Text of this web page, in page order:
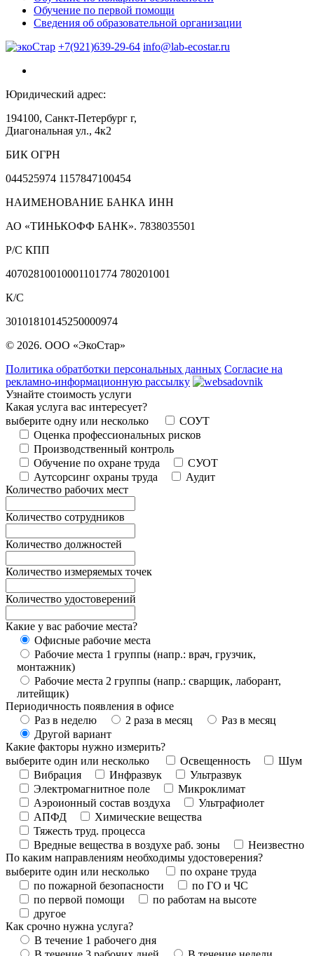
Обучение по первой помощи
Сведения об образовательной организации
+7(921)639-29-64 info@lab-ecostar.ru
Юридический адрес:
194100, Санкт-Петербург г,
Диагональная ул., 4к2
БИК ОГРН
044525974 1157847100454
НАИМЕНОВАНИЕ БАНКА ИНН
АО «ТИНЬКОФФ БАНК». 7838035501
Р/С КПП
40702810010001101774 780201001
К/С
30101810145250000974
© 2026. ООО «ЭкоСтар»
Политика обратботки персональных данных Согласие на
рекламно-информационную рассылку
Узнайте стоимость услуги
Какая услуга вас интересует?
выберите одну или несколько
СОУТ
Оценка профессиональных рисков
Производственный контроль
Обучение по охране труда
СУОТ
Аутсорсинг охраны труда
Аудит
Количество рабочих мест
Количество сотрудников
Количество должностей
Количество измеряемых точек
Количество удостоверений
Какие у вас рабочие места?
Офисные рабочие места
Рабочие места 1 группы (напр.: врач, грузчик,
монтажник)
Рабочие места 2 группы (напр.: сварщик, лаборант,
литейщик)
Периодичность появления в офисе
Раз в неделю
2 раза в месяц
Раз в месяц
Другой вариант
Какие факторы нужно измерить?
выберите один или несколько
Освещенность
Шум
Вибрация
Инфразвук
Ультразвук
Электромагнитное поле
Микроклимат
Аэроионный состав воздуха
Ультрафиолет
АПФД
Химические вещества
Тяжесть труд. процесса
Вредные вещества в воздухе раб. зоны
Неизвестно
По каким направлениям необходимы удостоверения?
выберите один или несколько
по охране труда
по пожарной безопасности
по ГО и ЧС
по первой помощи
по работам на высоте
другое
Как срочно нужна услуга?
В течение 1 рабочего дня